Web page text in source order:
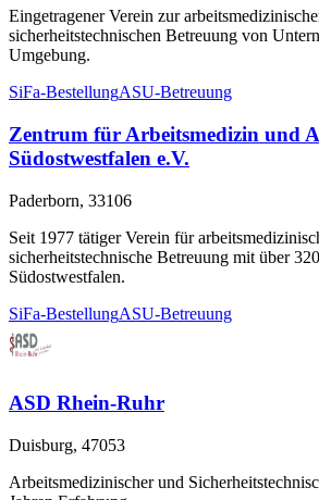
Eingetragener Verein zur
sicherheitstechnischen Betreuung von
Umgebung.
SiFa-BestellungASU-Betreuung
Zentrum für Arbeitsmedizin und
Südostwestfalen e.V.
Paderborn, 33106
Seit 1977 tätiger Verein für
sicherheitstechnische Betreuung mit über
Südostwestfalen.
SiFa-BestellungASU-Betreuung
ASD Rhein-Ruhr
Duisburg, 47053
Arbeitsmedizinischer und